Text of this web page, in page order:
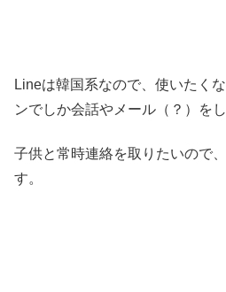
Lineは韓国系なので、使いたく
ンでしか会話やメール（？）を
子供と常時連絡を取りたいので
す。